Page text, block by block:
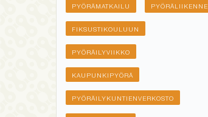
PYÖRÄMATKAILU PYÖRÄLIIKENNE
FIKSUSTIKOULUUN
PYÖRÄILYVIIKKO
KAUPUNKIPYÖRÄ
PYÖRÄILYKUNTIENVERKOSTO